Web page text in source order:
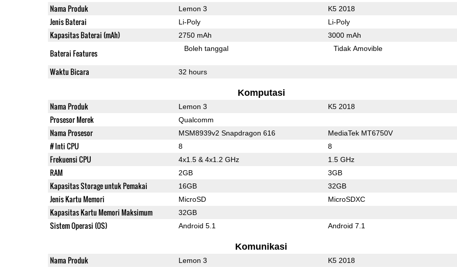
Nama Produk Lemon 3 K5 2018
Jenis Baterai Li-Poly Li-Poly
Kapasitas Baterai (mAh) 2750 mAh 3000 mAh
Baterai Features Boleh tanggal Tidak Amovible
Waktu Bicara 32 hours
Komputasi
Nama Produk Lemon 3 K5 2018
Prosesor Merek Qualcomm
Nama Prosesor MSM8939v2 Snapdragon 616 MediaTek MT6750V
# Inti CPU 8 8
Frekuensi CPU 4x1.5 & 4x1.2 GHz 1.5 GHz
RAM 2GB 3GB
Kapasitas Storage untuk Pemakai 16GB 32GB
Jenis Kartu Memori MicroSD MicroSDXC
Kapasitas Kartu Memori Maksimum 32GB
Sistem Operasi (OS) Android 5.1 Android 7.1
Komunikasi
Nama Produk Lemon 3 K5 2018